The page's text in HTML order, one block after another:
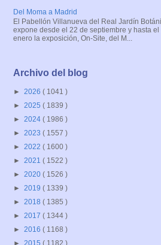
Del Moma a Madrid
El Pabellón Villanueva del Real Jardín
expone desde el 22 de septiembre y hasta el
enero la exposición, On-Site, del M...
Archivo del blog
► 2026 ( 1041 )
► 2025 ( 1839 )
► 2024 ( 1986 )
► 2023 ( 1557 )
► 2022 ( 1600 )
► 2021 ( 1522 )
► 2020 ( 1526 )
► 2019 ( 1339 )
► 2018 ( 1385 )
► 2017 ( 1344 )
► 2016 ( 1168 )